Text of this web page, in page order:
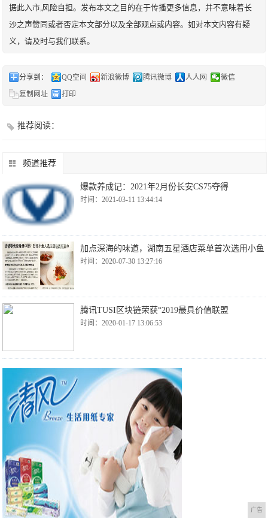
据此入市,风险自担。发布本文之目的在于传播更多信息，并不意味着长
沙之声赞同或者否定本文部分以及全部观点或内容。如对本文内容有疑
义，请及时与我们联系。
分享到： QQ空间 新浪微博 腾讯微博 人人网
微信
复制网址
打印
推荐阅读：
频道推荐
爆款养成记：2021年2月份长安CS75夺得
时间：2021-03-11 13:44:14
加点深海的味道，湖南五星酒店菜单首次选用小鱼
时间：2020-07-30 13:27:16
腾讯TUSI区块链荣获“2019最具价值联盟
时间：2020-01-17 13:06:53
广告